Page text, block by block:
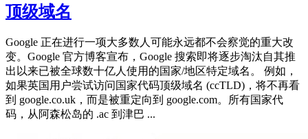
顶级域名
Google 正在进行一项大多数人可能永远都不会察觉的重大改
变。Google 官方博客宣布，Google 搜索即将逐步淘汰自其推
出以来已被全球数十亿人使用的国家/地区特定域名。 例如，
如果英国用户尝试访问国家代码顶级域名 (ccTLD)，将不再看
到 google.co.uk，而是被重定向到 google.com。所有国家代
码，从阿森松岛的 .ac 到津巴 ...